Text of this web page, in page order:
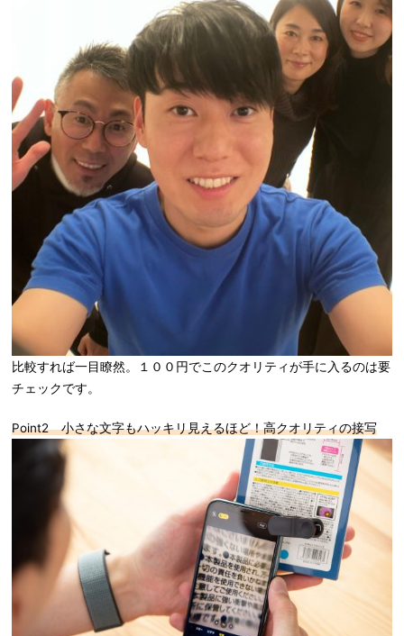
比較すれば一目瞭然。１００円でこのクオリティが手に入るのは要
チェックです。
Point2 小さな文字もハッキリ見えるほど！高クオリティの接写